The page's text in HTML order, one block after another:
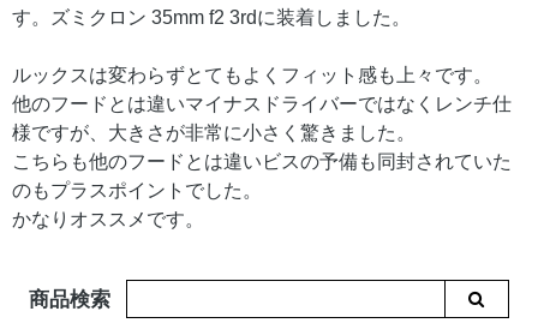
す。ズミクロン 35mm f2 3rdに装着しました。
ルックスは変わらずとてもよくフィット感も上々です。
他のフードとは違いマイナスドライバーではなくレンチ仕
様ですが、大きさが非常に小さく驚きました。
こちらも他のフードとは違いビスの予備も同封されていた
のもプラスポイントでした。
かなりオススメです。
商品検索